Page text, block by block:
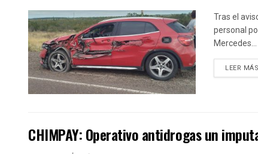
Tras el
personal
Mercedes...
LEER MÁS
CHIMPAY: Operativo antidrogas un